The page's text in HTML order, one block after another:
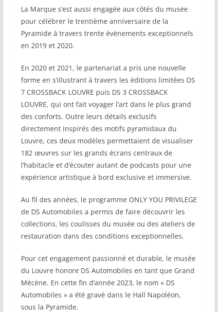
La Marque s’est aussi engagée aux côtés du musée
pour célébrer le trentième anniversaire de la
Pyramide à travers trente évènements exceptionnels
en 2019 et 2020.
En 2020 et 2021, le partenariat a pris une nouvelle
forme en s’illustrant à travers les éditions limitées DS
7 CROSSBACK LOUVRE puis DS 3 CROSSBACK
LOUVRE, qui ont fait voyager l’art dans le plus grand
des conforts. Outre leurs détails exclusifs
directement inspirés des motifs pyramidaux du
Louvre, ces deux modèles permettaient de visualiser
182 œuvres sur les grands écrans centraux de
l’habitacle et d’écouter autant de podcasts pour une
expérience artistique à bord exclusive et immersive.
Au fil des années, le programme ONLY YOU PRIVILEGE
de DS Automobiles a permis de faire découvrir les
collections, les coulisses du musée ou des ateliers de
restauration dans des conditions exceptionnelles.
Pour cet engagement passionné et durable, le musée
du Louvre honore DS Automobiles en tant que Grand
Mécène. En cette fin d’année 2023, le nom « DS
Automobiles » a été gravé dans le Hall Napoléon,
sous la Pyramide.